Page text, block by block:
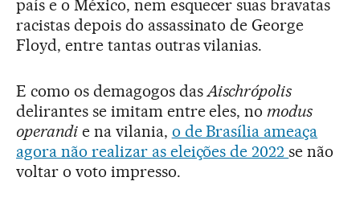
país e o México, nem esquecer suas bravatas
racistas depois do assassinato de George
Floyd, entre tantas outras vilanias.
E como os demagogos das Aischrópolis
delirantes se imitam entre eles, no modus
operandie na vilania, o de Brasília ameaça
agora não realizar as eleições de 2022se não
voltar o voto impresso.